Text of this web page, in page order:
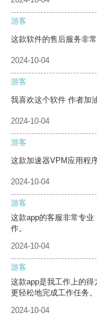
游客
这款软件的售后服务非
2024-10-04
游客
我喜欢这个软件 作者加
2024-10-04
游客
这款加速器VPM应用程
2024-10-04
游客
这款app的客服非常专
作。
2024-10-04
游客
这款app是我工作上的
更轻松地完成工作任务。
2024-10-04